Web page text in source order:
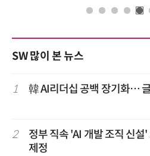
SW 많이 본 뉴스
1 韓 AI리더십 공백 장기화…
2
정부 직속 'AI 개발 조직 신
제정